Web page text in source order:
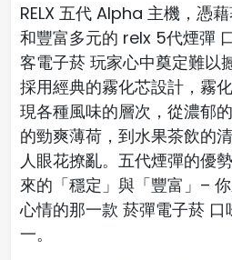
RELX 五代 Alpha 主機，憑
和豐富多元的 relx 5代煙彈
客電子菸 玩家心中奠定難以
採用經典的霧化芯設計，霧
現各種風味的層次，從濃郁
的勁爽薄荷，到水果茶飲的
人眼花撩亂。五代煙彈的優
來的「穩定」與「豐富」–
心情的那一款 菸彈電子菸 口
一。